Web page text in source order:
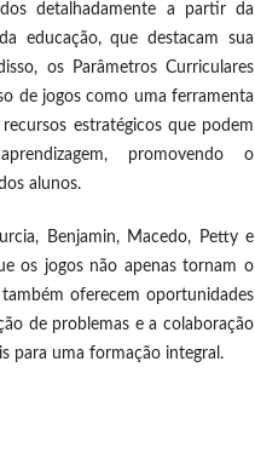
detalhadamente a partir da
educação, que destacam sua
os Parâmetros Curriculares
de jogos como uma ferramenta
estratégicos que podem
promovendo o
alunos.
Benjamin, Macedo, Petty e
os jogos não apenas tornam o
oferecem oportunidades
de problemas e a colaboração
para uma formação integral.